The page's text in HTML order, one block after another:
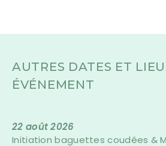
AUTRES DATES ET
ÉVÉNEMENT
22 août 2026
Initiation baguettes coudées &